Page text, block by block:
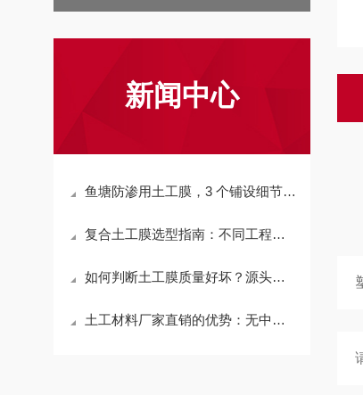
新闻中心
鱼塘防渗用土工膜，3 个铺设细节让防渗寿
复合土工膜选型指南：不同工程场景对应什么
如何判断土工膜质量好坏？源头厂家教你 3
土工材料厂家直销的优势：无中间商，为工程